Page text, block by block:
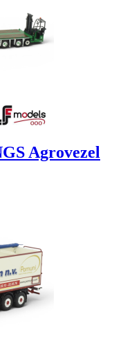
Agrovezel